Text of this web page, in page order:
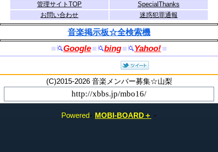
管理サイトTOP
SpecialThanks
お問い合わせ
迷惑犯罪通報
音楽掲示板☆全検索機
■
Google■ bing■ Yahoo!■
(C)2015-2026 音楽メンバー募集☆山梨
- MOBI-BOARD＋ -